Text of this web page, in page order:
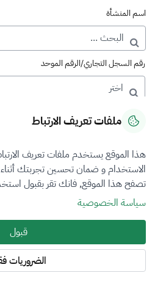
اسم المنشأة
رقم السجل التجاري/الرقم الموحد
رقم الترخيص
التصنيف
VFR5
فرع التقييم
الآلات والمعدات والممتلكات المنقولة
ملفات تعريف الارتباط
هذا الموقع يستخدم ملفات تعريف
الاستخدام و ضمان تحسين تجربتك
تصفح هذا الموقع, فانك تقر بقبول
سياسة الخصوصية
قبول
الضروريات